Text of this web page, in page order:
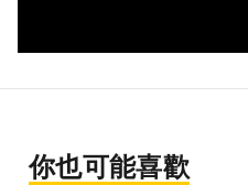
你也可能喜歡